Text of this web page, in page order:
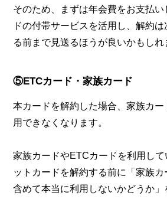
そのため、まずは年会費をお支払
ドの付帯サービスを活用し、解約
る前まで見送るほうが良いかもしれ
⑤ETCカード・家族カード
本カードを解約した場合、家族カー
用できなくなります。
家族カードやETCカードを利用し
ットカードを解約する前に「家族
含めて本当に利用しないかどうか」